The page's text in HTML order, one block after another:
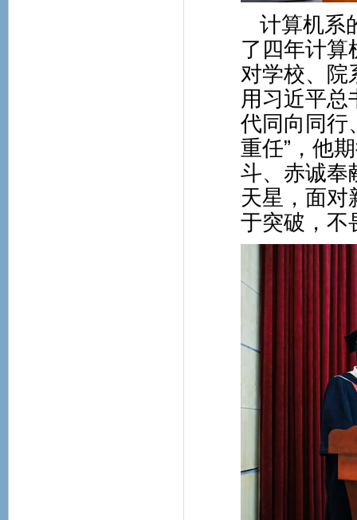
计算机系
了四年计算
对学校、院
用习近平总
代同向同行
重任”，他
斗、赤诚奉
天星，面对
于突破，不